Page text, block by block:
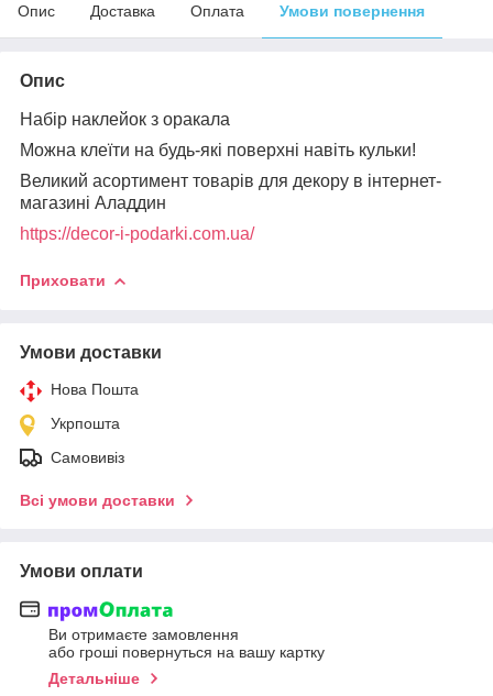
Опис Доставка Оплата Умови повернення
Опис
Набір наклейок з оракала
Можна клеїти на будь-які поверхні навіть кульки!
Великий асортимент товарів для декору в інтернет-
магазині Аладдин
https://decor-i-podarki.com.ua/
Приховати
Умови доставки
Нова Пошта
Укрпошта
Самовивіз
Всі умови доставки
Умови оплати
Ви отримаєте замовлення
або гроші повернуться на вашу картку
Детальніше